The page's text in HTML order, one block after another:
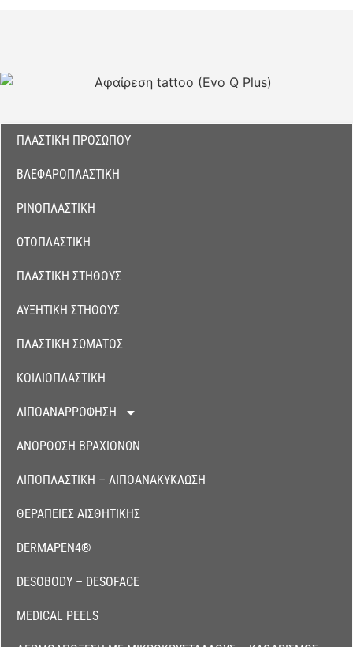
ΠΛΑΣΤΙΚΉ ΠΡΟΣΏΠΟΥ
ΒΛΕΦΑΡΟΠΛΑΣΤΙΚΉ
ΡΙΝΟΠΛΑΣΤΙΚΉ
ΩΤΟΠΛΑΣΤΙΚΉ
ΠΛΑΣΤΙΚΉ ΣΤΉΘΟΥΣ
ΑΥΞΗΤΙΚΉ ΣΤΉΘΟΥΣ
ΠΛΑΣΤΙΚΉ ΣΏΜΑΤΟΣ
ΚΟΙΛΙΟΠΛΑΣΤΙΚΉ
ΛΙΠΟΑΝΑΡΡΌΦΗΣΗ
ΑΝΌΡΘΩΣΗ ΒΡΑΧΙΌΝΩΝ
ΛΙΠΟΠΛΑΣΤΙΚΉ – ΛΙΠΟΑΝΑΚΎΚΛΩΣΗ
ΘΕΡΑΠΕΊΕΣ ΑΙΣΘΗΤΙΚΉΣ
DERMAPEN4®
DESOBODY – DESOFACE
MEDICAL PEELS